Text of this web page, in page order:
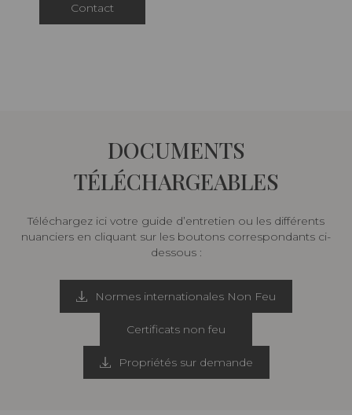
Contact
DOCUMENTS
TÉLÉCHARGEABLES
Téléchargez ici votre guide d’entretien ou les différents
nuanciers en cliquant sur les boutons correspondants ci-
dessous :
Normes internationales Non Feu
Certificats non feu
Propriétés sur demande